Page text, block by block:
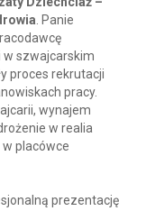
. Panie
w szwajcarskim
proces rekrutacji
pracy.
wynajem
w realia
placówce
prezentację